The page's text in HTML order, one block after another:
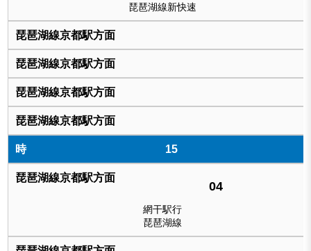
琵琶湖線新快速
15
04
網干駅行
琵琶湖線